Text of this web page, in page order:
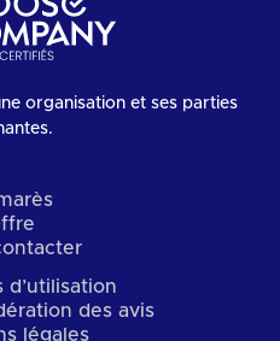
organisation et ses parties
d’utilisation
des avis
légales